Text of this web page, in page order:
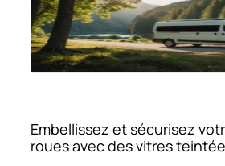
Embellissez et sécurisez
roues avec des vitres